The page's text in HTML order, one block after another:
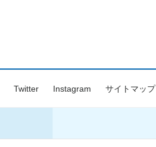
Twitter Instagram サイトマップ